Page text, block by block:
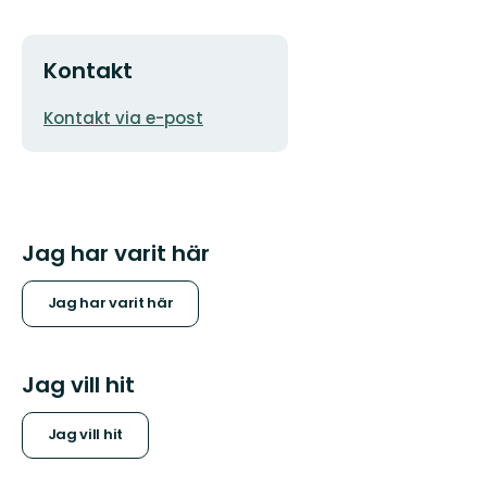
Kontakt
E-
Kontakt via e-post
Jag har varit här
Jag har varit här
Jag vill hit
Jag vill hit